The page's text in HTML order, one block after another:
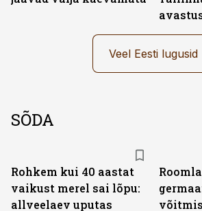
Veel Eesti lugusid
SÕDA
Rohkem kui 40 aastat
vaikust merel sai lõpu:
allveelaev uputas